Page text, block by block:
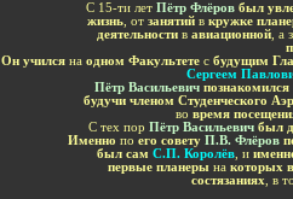
С 15-ти лет Пётр Флёров был
жизнь, от занятий в кружке
деятельности в авиационной , а
Он учился на одном Факультетес будущим
Сергеем
Пётр Васильевич познакомился
будучи членом Студенческого
во время
С тех пор Пётр Васильевич был
Именно по его совету П.В. Флёров
был сам С.П. Королёв, и
первые планерына которых
состязаниях , в